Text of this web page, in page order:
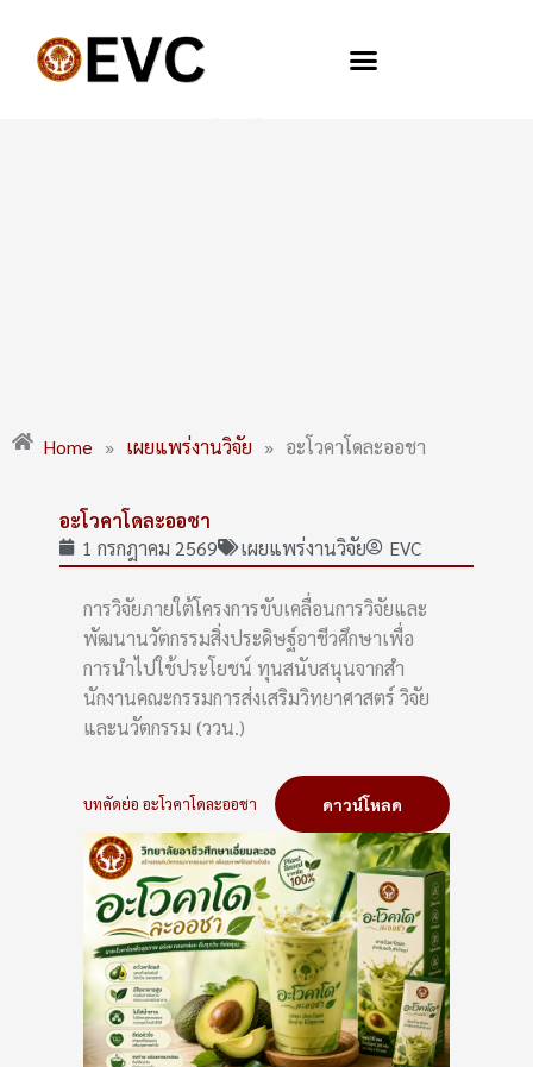
content
Home » เผยแพร่งานวิจัย » อะโวคาโดละออชา
อะโวคาโดละออชา
1 กรกฎาคม 2569
เผยแพร่งานวิจัย EVC
การวิจัยภายใต้โครงการขับเคลื่อนการวิจัยและ
พัฒนานวัตกรรมสิ่งประดิษฐ์อาชีวศึกษาเพื่อ
การนำไปใช้ประโยชน์ ทุนสนับสนุนจากสํา
นักงานคณะกรรมการส่งเสริมวิทยาศาสตร์ วิจัย
และนวัตกรรม (ววน.)
บทคัดย่อ อะโวคาโดละออชา ดาวน์โหลด